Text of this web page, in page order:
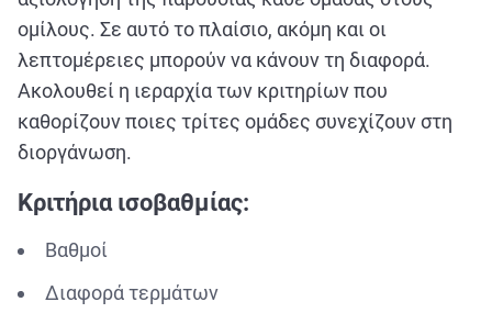
ομίλους. Σε αυτό το πλαίσιο, ακόμη και οι
λεπτομέρειες μπορούν να κάνουν τη διαφορά.
Ακολουθεί η ιεραρχία των κριτηρίων που
καθορίζουν ποιες τρίτες ομάδες συνεχίζουν στη
διοργάνωση.
Κριτήρια ισοβαθμίας:
Βαθμοί
Διαφορά τερμάτων